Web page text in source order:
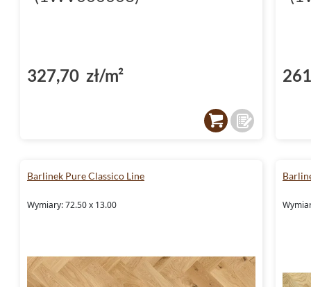
327,70 zł/m²
Barlinek Pure Classico Line
Wymiary: 72.50 x 13.00